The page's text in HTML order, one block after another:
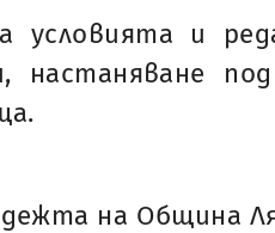
условията и
настаняване
на Община